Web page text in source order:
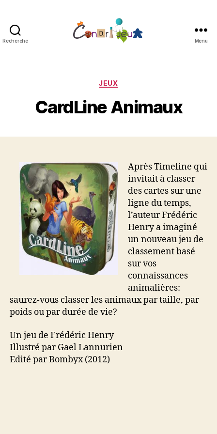
Recherche Menu
Catégories
JEUX
CardLine Animaux
Après Timeline qui
invitait à classer
des cartes sur une
ligne du temps,
l’auteur Frédéric
Henry a imaginé
un nouveau jeu de
classement basé
sur vos
connaissances
animalières:
saurez-vous classer les animaux par taille, par
poids ou par durée de vie?
Un jeu de Frédéric Henry
Illustré par Gael Lannurien
Edité par Bombyx (2012)